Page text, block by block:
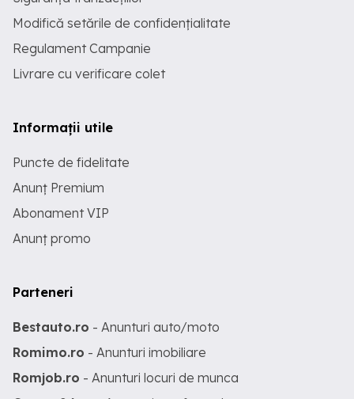
Modifică setările de confidențialitate
Regulament Campanie
Livrare cu verificare colet
Informații utile
Puncte de fidelitate
Anunț Premium
Abonament VIP
Anunț promo
Parteneri
Bestauto.ro - Anunturi auto/moto
Romimo.ro - Anunturi imobiliare
Romjob.ro - Anunturi locuri de munca